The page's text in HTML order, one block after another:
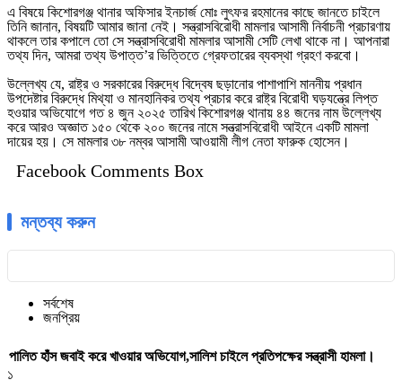
এ বিষয়ে কিশোরগঞ্জ থানার অফিসার ইনচার্জ মোঃ লুৎফর রহমানের কাছে জানতে চাইলে
তিনি জানান, বিষয়টি আমার জানা নেই। সন্ত্রাসবিরোধী মামলার আসামী নির্বাচনী প্রচারণায়
থাকলে তার কপালে তো সে সন্ত্রাসবিরোধী মামলার আসামী সেটি লেখা থাকে না। আপনারা
তথ্য দিন, আমরা তথ্য উপাত্ত’র ভিত্তিতে গ্রেফতারের ব্যবস্থা গ্রহণ করবো।
উল্লেখ্য যে, রাষ্ট্র ও সরকারের বিরুদ্ধে বিদ্বেষ ছড়ানোর পাশাপাশি মাননীয় প্রধান
উপদেষ্টার বিরুদ্ধে মিথ্যা ও মানহানিকর তথ্য প্রচার করে রাষ্ট্র বিরোধী ঘড়যন্ত্রে লিপ্ত
হওয়ার অভিযোগে গত ৪ জুন ২০২৫ তারিখ কিশোরগঞ্জ থানায় ৪৪ জনের নাম উল্লেখ্য
করে আরও অজ্ঞাত ১৫০ থেকে ২০০ জনের নামে সন্ত্রাসবিরোধী আইনে একটি মামলা
দায়ের হয়। সে মামলার ৩৮ নম্বর আসামী আওয়ামী লীগ নেতা ফারুক হোসেন।
Facebook Comments Box
মন্তব্য করুন
সর্বশেষ
জনপ্রিয়
পালিত হাঁস জবাই করে খাওয়ার অভিযোগ,সালিশ চাইলে প্রতিপক্ষের সন্ত্রাসী হামলা।
১